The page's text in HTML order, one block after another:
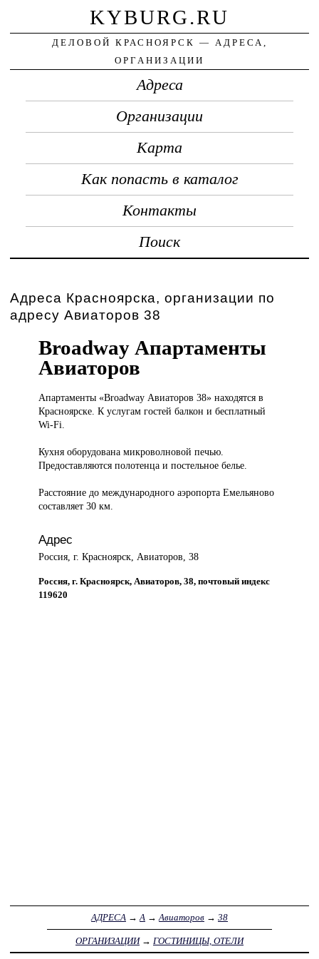
KYBURG.RU
ДЕЛОВОЙ КРАСНОЯРСК — АДРЕСА,
ОРГАНИЗАЦИИ
Адреса
Организации
Карта
Как попасть в каталог
Контакты
Поиск
Адреса Красноярска, организации по
адресу Авиаторов 38
Broadway Апартаменты
Авиаторов
Апартаменты «BroadwayАвиаторов 38» находятся в
Красноярске. К услугам гостей балкон и бесплатный
Wi-Fi.
Кухня оборудована микроволновой печью.
Предоставляются полотенца и постельное белье.
Расстояние до международного аэропорта Емельяново
составляет 30 км.
Адрес
Россия, г. Красноярск, Авиаторов, 38
Россия, г. Красноярск, Авиаторов, 38, почтовый индекс
119620
АДРЕСА →А →Авиаторов → 38
ОРГАНИЗАЦИИ→ ГОСТИНИЦЫ, ОТЕЛИ